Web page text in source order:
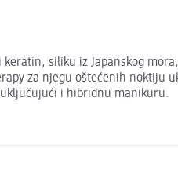
siliku iz Japanskog
za njegu oštećenih
i hibridnu manikuru.